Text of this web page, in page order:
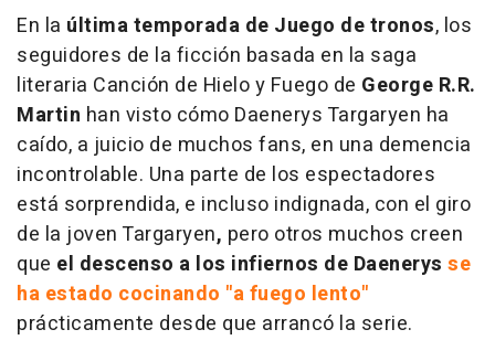
En la última temporada de Juego de tronos, los
seguidores de la ficción basada en la saga
literaria Canción de Hielo y Fuego de George R.R.
Martin han visto cómo Daenerys Targaryen ha
caído, a juicio de muchos fans, en una demencia
incontrolable. Una parte de los espectadores
está sorprendida, e incluso indignada, con el giro
de la joven Targaryen, pero otros muchos creen
que el descenso a los infiernos de Daenerys se
ha estado cocinando "a fuego lento"
prácticamente desde que arrancó la serie.